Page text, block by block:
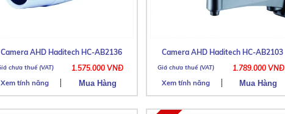
Camera AHD Haditech HC-AB2136
1.575.000 VNĐ
Xem tính năng
Camera AHD Haditech HC-AB2103
1.789.000 VNĐ
Xem tính năng